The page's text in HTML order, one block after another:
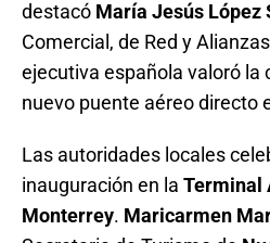
destacó María Jesús López
Comercial, de Red y
ejecutiva española valoró la
nuevo puente aéreo directo
Las autoridades locales
inauguración en la Terminal
Monterrey. Maricarmen